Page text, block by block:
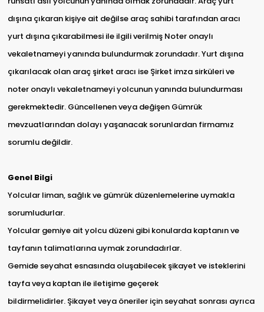
dışına çıkaran kişiye ait değilse araç sahibi tarafından aracı
yurt dışına çıkarabilmesi ile ilgili verilmiş Noter onaylı
vekaletnameyi yanında bulundurmak zorundadır. Yurt dışına
çıkarılacak olan araç şirket aracı ise Şirket imza sirküleri ve
noter onaylı vekaletnameyi yolcunun yanında bulundurması
gerekmektedir. Güncellenen veya değişen Gümrük
mevzuatlarından dolayı yaşanacak sorunlardan firmamız
sorumlu değildir.
Genel Bilgi
Yolcular liman, sağlık ve gümrük düzenlemelerine uymakla
sorumludurlar.
Yolcular gemiye ait yolcu düzeni gibi konularda kaptanın ve
tayfanın talimatlarına uymak zorundadırlar.
Gemide seyahat esnasında oluşabilecek şikayet ve isteklerini
tayfa veya kaptan ile iletişime geçerek
bildirmelidirler. Şikayet veya öneriler için seyahat sonrası ayrıca